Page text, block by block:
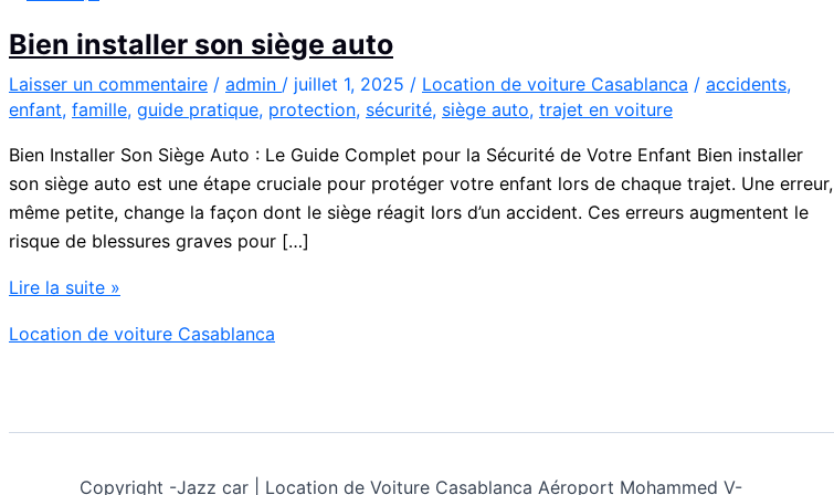
Bien installer son siège auto
Laisser un commentaire / admin / juillet 1, 2025 / Location de voiture Casablanca / accidents,
enfant, famille, guide pratique, protection, sécurité, siège auto, trajet en voiture
Bien Installer Son Siège Auto : Le Guide Complet pour la Sécurité de Votre Enfant Bien installer
son siège auto est une étape cruciale pour protéger votre enfant lors de chaque trajet. Une erreur,
même petite, change la façon dont le siège réagit lors d’un accident. Ces erreurs augmentent le
risque de blessures graves pour […]
Bien
son
Lire la suite »
Location de voiture Casablanca
Copyright -Jazz car | Location de Voiture Casablanca Aéroport Mohammed V-